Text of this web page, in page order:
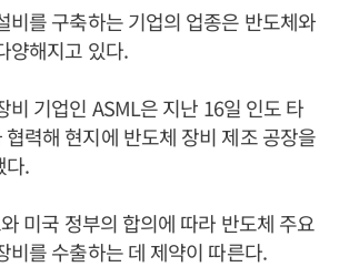
비를 구축하는 기업의 업종은 반도체와
양해지고 있다.
비 기업인 ASML은 지난 16일 인도 타
력해 현지에 반도체 장비 제조 공장을
다.
미국 정부의 합의에 따라 반도체 주요
비를 수출하는 데 제약이 따른다.